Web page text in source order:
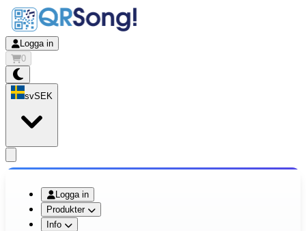
Logga in
0
svSEK
Logga in
Produkter
Info